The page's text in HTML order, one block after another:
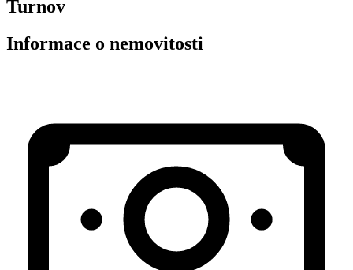
Turnov
Informace o nemovitosti